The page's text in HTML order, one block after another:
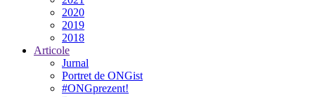
2020
2019
2018
Articole
Jurnal
Portret de ONGist
#ONGprezent!